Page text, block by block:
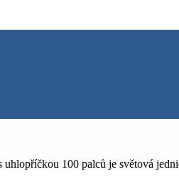
100 palců je světová